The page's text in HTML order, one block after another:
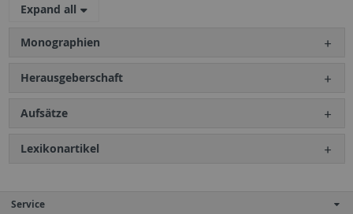
Expand all
Monographien
Herausgeberschaft
Aufsätze
Lexikonartikel
Service